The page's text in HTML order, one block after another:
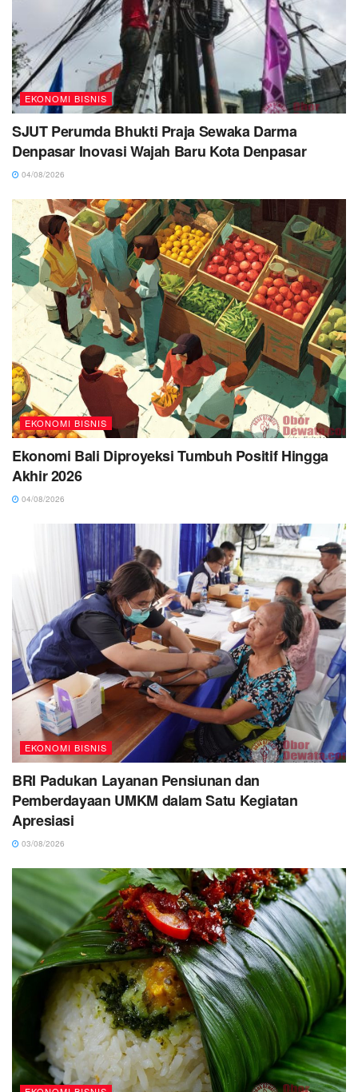
EKONOMI BISNIS
SJUT Perumda Bhukti Praja Sewaka Darma
Denpasar Inovasi Wajah Baru Kota Denpasar
04/08/2026
EKONOMI BISNIS
Ekonomi Bali Diproyeksi Tumbuh Positif Hingga
Akhir 2026
04/08/2026
EKONOMI BISNIS
BRI Padukan Layanan Pensiunan dan
Pemberdayaan UMKM dalam Satu Kegiatan
Apresiasi
03/08/2026